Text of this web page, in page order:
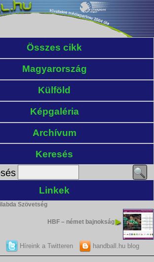
Összes cikk
Magyarország
Külföld
Képgaléria
Archívum
Keresés
Linkek
Szövetség
HBF – német bajnokság
Híreink a Twitteren handball.hu blog